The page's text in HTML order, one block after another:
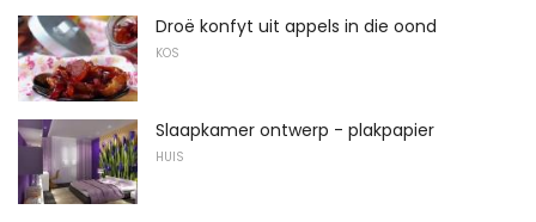
Droë konfyt uit appels in die oond
KOS
Slaapkamer ontwerp - plakpapier
HUIS